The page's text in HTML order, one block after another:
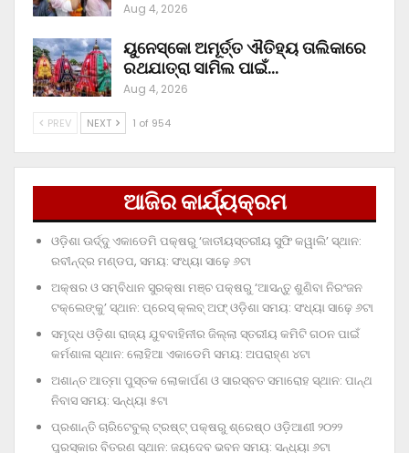
Aug 4, 2026
ୟୁନେସ୍କୋ ଅମୂର୍ତ୍ତ ଐତିହ୍ୟ ତାଲିକାରେ
ରଥଯାତ୍ରା ସାମିଲ ପାଇଁ…
Aug 4, 2026
PREV NEXT 1 of 954
ଆଜିର କାର୍ଯ୍ୟକ୍ରମ
ଓଡ଼ିଶା ଊର୍ଦ୍ଦୁ ଏକାଡେମି ପକ୍ଷରୁ ‘ଜାତୀୟସ୍ତରୀୟ ସୁଫି କୱାଲି’ ସ୍ଥାନ:
ରବୀନ୍ଦ୍ର ମଣ୍ଡପ, ସମୟ: ସଂଧ୍ୟା ସାଢ଼େ ୬ଟା
ଅକ୍ଷର ଓ ସମ୍ବିଧାନ ସୁରକ୍ଷା ମଞ୍ଚ ପକ୍ଷରୁ ‘ଆସନ୍ତୁ ଶୁଣିବା ନିରଂଜନ
ଟକ୍‌ଲେଙ୍କୁ’ ସ୍ଥାନ: ପ୍ରେସ୍‌ କ୍ଲବ୍‌ ଅଫ୍‌ ଓଡ଼ିଶା ସମୟ: ସଂଧ୍ୟା ସାଢ଼େ ୬ଟା
ସମୃଦ୍ଧ ଓଡ଼ିଶା ରାଜ୍ୟ ଯୁବବାହିନୀର ଜିଲ୍ଲା ସ୍ତରୀୟ କମିଟି ଗଠନ ପାଇଁ
କର୍ମଶାଳା ସ୍ଥାନ: ଲୋହିଆ ଏକାଡେମି ସମୟ: ଅପରାହ୍‌ଣ ୪ଟା
ଅଶାନ୍ତ ଆତ୍ମା ପୁସ୍ତକ ଲୋକାର୍ପଣ ଓ ସାରସ୍ବତ ସମାରୋହ ସ୍ଥାନ: ପାନ୍ଥ
ନିବାସ ସମୟ: ସନ୍ଧ୍ୟା ୫ଟା
ପ୍ରଶାନ୍ତି ଚାରିଟେବୁଲ୍‌ ଟ୍ରଷ୍ଟ୍‌ ପକ୍ଷରୁ ଶ୍ରେଷ୍ଠ ଓଡ଼ିଆଣୀ ୨୦୨୨
ପୁରସ୍କାର ବିତରଣ ସ୍ଥାନ: ଜୟଦେବ ଭବନ ସମୟ: ସନ୍ଧ୍ୟା ୬ଟା